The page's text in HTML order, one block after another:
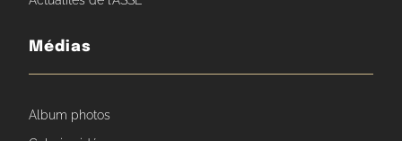
Médias
Album photos